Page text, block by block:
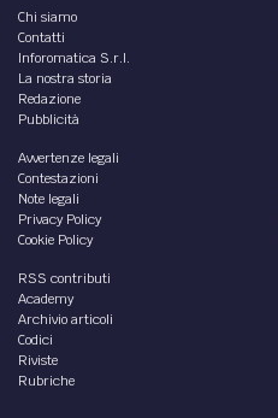
Chi siamo
Contatti
Inforomatica S.r.l.
La nostra storia
Redazione
Pubblicità
Avvertenze legali
Contestazioni
Note legali
Privacy Policy
Cookie Policy
RSS contributi
Academy
Archivio articoli
Codici
Riviste
Rubriche